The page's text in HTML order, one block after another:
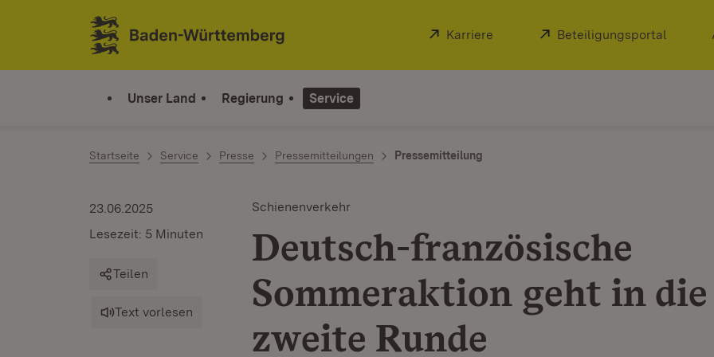
Zum Inhalt springen
Link zur Startseite
Extern:
Karriere (Öffnet in neuem Fenster)
Extern:
Beteiligungsportal
Unser Land Regierung Service
Startseite Service Presse Pressemitteilungen Pressemitteilung
Schienenverkehr
Deutsch-französische
Sommeraktion geht in die
zweite Runde
23.06.2025
Lesezeit: 5 Minuten
Teilen
Text vorlesen